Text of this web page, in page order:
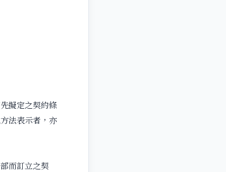
擬定之契約條
法表示者，亦
而訂立之契